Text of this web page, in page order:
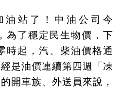
油站了！中油公司今
為了穩定民生物價，下
時起，汽、柴油價格通
是油價連續第四週「凍
開車族、外送員來說，